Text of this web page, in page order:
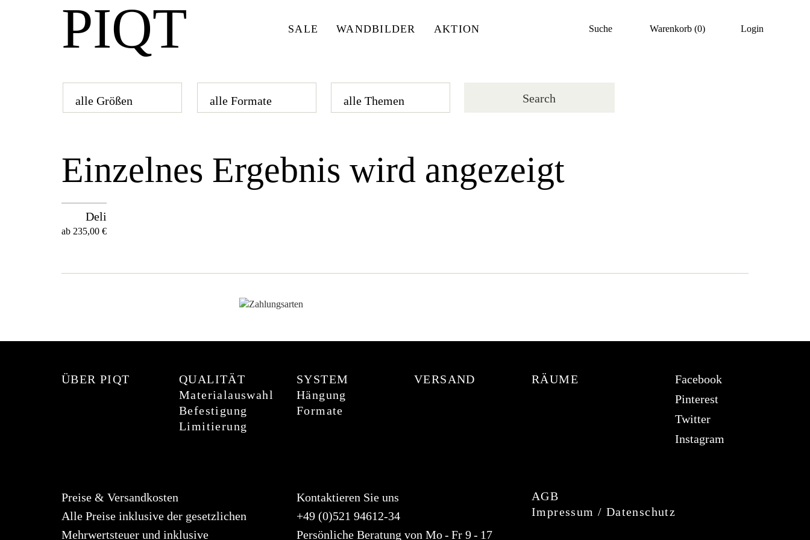
PIQT SALE WANDBILDER AKTION Suche Warenkorb (0) Login
Einzelnes Ergebnis wird angezeigt
Deli
ab 235,00 €
ÜBER PIQT
QUALITÄT
Materialauswahl
Befestigung
Limitierung
SYSTEM
Hängung
Formate
VERSAND RÄUME
Facebook
Pinterest
Twitter
Instagram
Preise & Versandkosten
Alle Preise inklusive der gesetzlichen
Mehrwertsteuer und inklusive
Kontaktieren Sie uns
+49 (0)521 94612-34
Persönliche Beratung von Mo - Fr 9 - 17
AGB
Impressum / Datenschutz
benötigen wir Ihre Einwilligung. Erfahren Sie
mehr in unsererDatenschutzerklärung